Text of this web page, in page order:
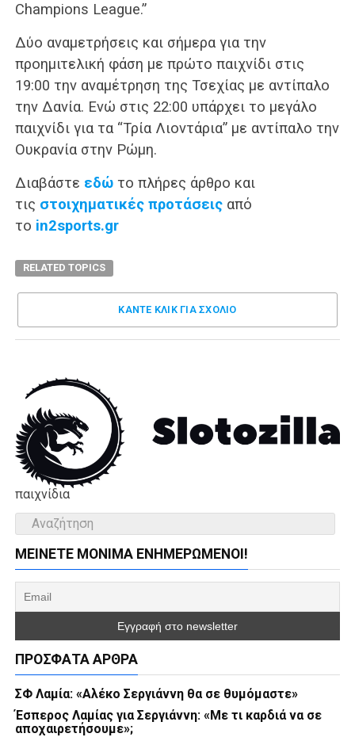
Champions League.”
Δύο αναμετρήσεις και σήμερα για την
προημιτελική φάση με πρώτο παιχνίδι στις
19:00 την αναμέτρηση της Τσεχίας με αντίπαλο
την Δανία. Ενώ στις 22:00 υπάρχει το μεγάλο
παιχνίδι για τα “Τρία Λιοντάρια” με αντίπαλο την
Ουκρανία στην Ρώμη.
Διαβάστε εδώ τo πλήρες άρθρο και
τις στοιχηματικές προτάσειςαπό
το in2sports.gr
RELATED TOPICS
ΚΑΝΤΕ ΚΛΊΚ ΓΙΑ ΣΧΌΛΙΟ
παιχνίδια
ΜΕΊΝΕΤΕ ΜΌΝΙΜΑ ΕΝΗΜΕΡΏΜΕΝΟΙ!
ΠΡΌΣΦΑΤΑ ΆΡΘΡΑ
ΣΦ Λαμία: «Αλέκο Σεργιάννη θα σε θυμόμαστε»
Έσπερος Λαμίας για Σεργιάννη: «Με τι καρδιά να σε
αποχαιρετήσουμε»;